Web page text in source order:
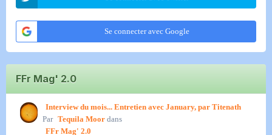
Se connecter avec Google
FFr Mag' 2.0
Interview du mois... Entretien avec January, par Titenath
Par Tequila Moor dans
FFr Mag' 2.0